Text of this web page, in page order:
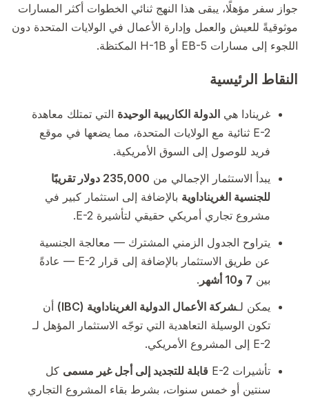
جواز سفر مؤهلًا، يبقى هذا النهج ثنائي الخطوات أكثر المسارات
موثوقيةً للعيش والعمل وإدارة الأعمال في الولايات المتحدة دون
اللجوء إلى مسارات EB-5 أو H-1B المكتظة.
النقاط الرئيسية
غرينادا هي الدولة الكاريبية الوحيدة التي تمتلك معاهدة
E-2 ثنائية مع الولايات المتحدة، مما يضعها في موقع
فريد للوصول إلى السوق الأمريكية.
يبدأ الاستثمار الإجمالي من
235,000 دولار تقريبًا
للجنسية الغريناداوية بالإضافة إلى استثمار كبير في
مشروع تجاري أمريكي حقيقي لتأشيرة E-2.
يتراوح الجدول الزمني المشترك — معالجة الجنسية
عن طريق الاستثمار بالإضافة إلى قرار E-2 — عادةً
بين 7 و10 أشهر
.
يمكن لـشركة الأعمال الدولية الغريناداوية (IBC)
أن
تكون الوسيلة التعاهدية التي توجّه الاستثمار المؤهل لـ
E-2 إلى المشروع الأمريكي.
تأشيرات E-2
قابلة للتجديد إلى أجل غير مسمى كل
سنتين أو خمس سنوات، بشرط بقاء المشروع التجاري